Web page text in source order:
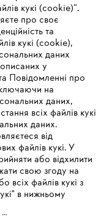
unterstützen. Für
кукі (cookie)”.
про своє
та
кукі (cookie),
даних
у
Повідомленні про
на
даних,
всіх файлів кукі
даних.
від
файлів кукі. У
або відхилити
свою згоду на
всіх файлів кукі з
в нижньому